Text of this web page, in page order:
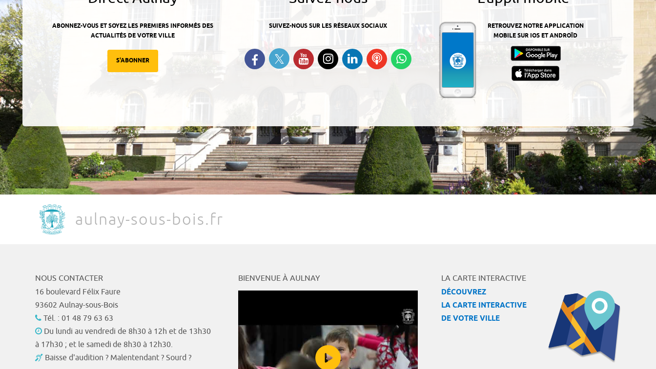
ABONNEZ-VOUS ET SOYEZ LES PREMIERS INFORMÉS DES
ACTUALITÉS DE VOTRE VILLE
S'ABONNER
SUIVEZ-NOUS SUR LES RÉSEAUX SOCIAUX
Retrouvez-nous sur Facebook
Suivez-nous sur Twitter
Suivez-nous sur YouTube
Suivez-nous sur
Instagram
Retrouvez-nous
sur Linkedin
Ecoutez
nos
RETROUVEZ NOTRE APPLICATION
MOBILE SUR IOS ET ANDROÏD
aulnay-sous-bois.fr
NOUS CONTACTER
16 boulevard Félix Faure
93602 Aulnay-sous-Bois
Tél. : 01 48 79 63 63
Du lundi au vendredi de 8h30 à 12h et de 13h30
à 17h30 ; et le samedi de 8h30 à 12h30.
Baisse d'audition ? Malentendant ? Sourd ?
BIENVENUE À AULNAY
LA CARTE INTERACTIVE
DÉCOUVREZ
LA CARTE INTERACTIVE
DE VOTRE VILLE